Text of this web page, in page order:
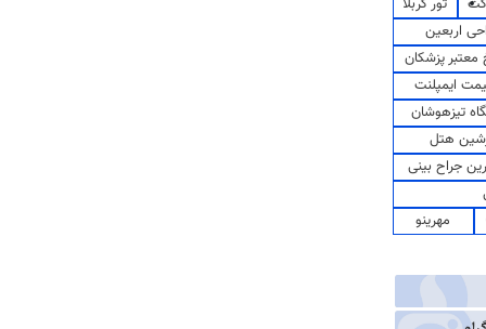
اربعین
پزشکان
ایمپلنت
تیزهوشان
هتل
جراح بینی
مهرینو